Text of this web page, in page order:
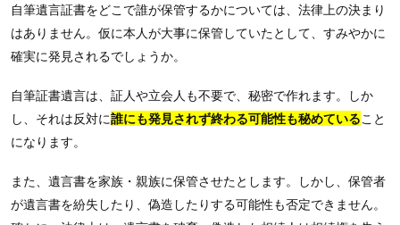
自筆遺言証書をどこで誰が保管するかについては、法律上の決まり
はありません。仮に本人が大事に保管していたとして、すみやかに
確実に発見されるでしょうか。
自筆証書遺言は、証人や立会人も不要で、秘密で作れます。しか
し、それは反対に誰にも発見されず終わる可能性も秘めていること
になります。
また、遺言書を家族・親族に保管させたとします。しかし、保管者
が遺言書を紛失したり、偽造したりする可能性も否定できません。